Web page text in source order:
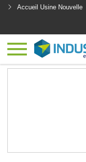
Accueil Usine Nouvelle